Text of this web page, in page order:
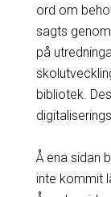
ord om
sagts
på
bibliotek.
Å ena sidan
inte kommit